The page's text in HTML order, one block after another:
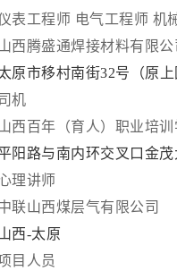
表工程师 电气工程师 机
西腾盛通焊接材料有限公
原市移村南街32号（原
机
西百年（育人）职业培训
阳路与南内环交叉口金
理讲师
联山西煤层气有限公司
西-太原
目人员